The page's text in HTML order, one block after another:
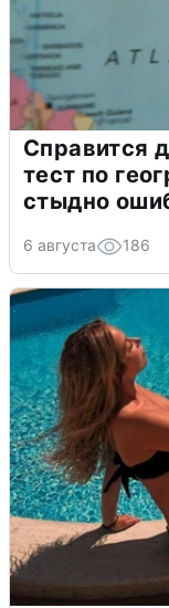
Справится
тест по
стыдно
6 августа 186